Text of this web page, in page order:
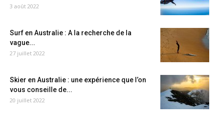
3 août 2022
Surf en Australie : A la recherche de la
vague...
27 juillet 2022
Skier en Australie : une expérience que l’on
vous conseille de...
20 juillet 2022